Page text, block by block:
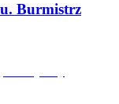
Burmistrz